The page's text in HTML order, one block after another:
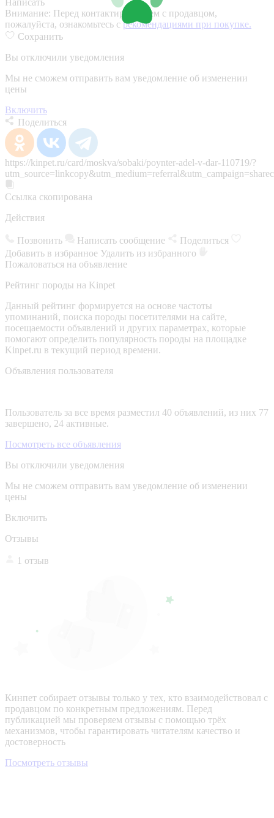
Внимание: Перед контактированием с продавцом,
пожалуйста, ознакомьтесь срекомендациями при покупке.
Сохранить
Вы отключили уведомления
Мы не сможем отправить вам уведомление об изменении
цены
Включить
Поделиться
https://kinpet.ru/card/moskva/sobaki/poynter-adel-v-dar-110719/?
Ссылка скопирована
Действия
Позвонить Написать сообщение
Поделиться
Добавить в избранное Удалить из избранного
Пожаловаться на объявление
Рейтинг породы на Kinpet
Данный рейтинг формируется на основе частоты
упоминаний, поиска породы посетителями на сайте,
посещаемости объявлений и других параметрах, которые
помогают определить популярность породы на площадке
Kinpet.ru в текущий период времени.
Объявления пользователя
Пользователь за все время разместил 40 объявлений, из них 77
завершено, 24 активные.
Посмотреть все объявления
Вы отключили уведомления
Мы не сможем отправить вам уведомление об изменении
цены
Включить
Отзывы
1 отзыв
Кинпет собирает отзывы только у тех, кто взаимодействовал с
продавцом по конкретным предложениям. Перед
публикацией мы проверяем отзывы с помощью трёх
механизмов, чтобы гарантировать читателям качество и
достоверность
Посмотреть отзывы